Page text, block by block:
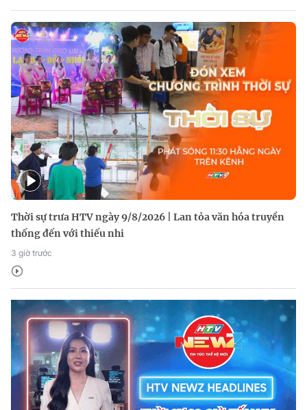
Thời sự trưa HTV ngày 9/8/2026 | Lan tỏa văn hóa truyền
thống đến với thiếu nhi
3 giờ trước